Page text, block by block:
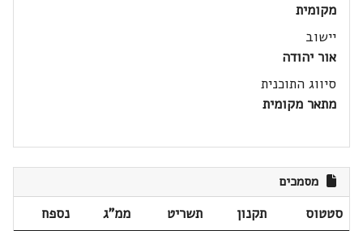
מקומית
יישוב
אור יהודה
סיווג התוכנית
מתאר מקומית
מסמכים
סטטוס תקנון תשריט ממ"ג
נספח